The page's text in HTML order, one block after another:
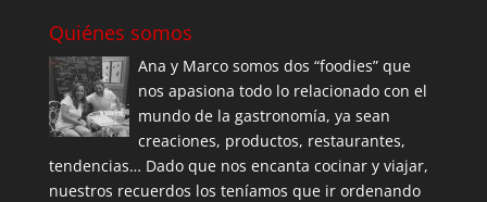
Quiénes somos
Ana y Marco somos dos “foodies” que
nos apasiona todo lo relacionado con el
mundo de la gastronomía, ya sean
creaciones, productos, restaurantes,
tendencias… Dado que nos encanta cocinar y viajar,
nuestros recuerdos los teníamos que ir ordenando